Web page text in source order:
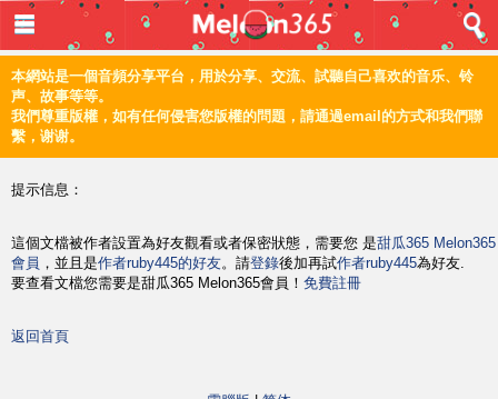
本網站是一個音頻分享平台，用於分享、交流、試聽自己喜欢的音乐、铃
声、故事等等。
我們尊重版權，如有任何侵害您版權的問題，請通過email的方式和我們聯
繫，谢谢。
提示信息：
這個文檔被作者設置為好友觀看或者保密狀態，需要您 是甜瓜365 Melon365
會員 ，並且是作者ruby445的好友。請登錄後加再試作者ruby445為好友.
要查看文檔您需要是甜瓜365 Melon365會員！ 免費註冊
返回首頁
首頁
音樂
頻道
上傳
編輯
電腦版